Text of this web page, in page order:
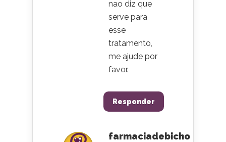
nao diz que
serve para
esse
tratamento,
me ajude por
favor.
Responder
farmaciadebicho